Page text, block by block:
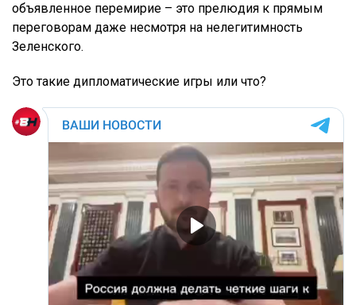
объявленное перемирие – это прелюдия к прямым
переговорам даже несмотря на нелегитимность
Зеленского.
Это такие дипломатические игры или что?